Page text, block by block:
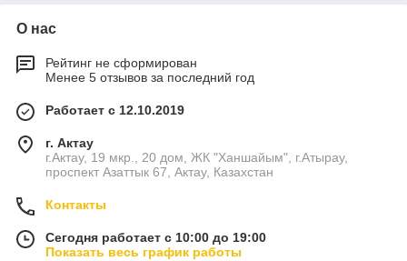
О нас
Рейтинг не сформирован
Менее 5 отзывов за последний год
Работает с 12.10.2019
г. Актау
г.Актау, 19 мкр., 20 дом, ЖК "Ханшайым", г.Атырау,
проспект Азаттык 67, Актау, Казахстан
Контакты
Сегодня работает с 10:00 до 19:00
Показать весь график работы